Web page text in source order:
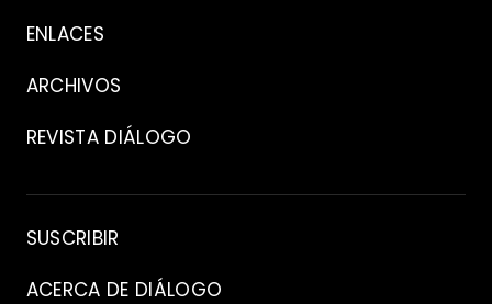
Acerca
de
ENLACES
ARCHIVOS
REVISTA DIÁLOGO
Archivo
SUSCRIBIR
ACERCA DE DIÁLOGO